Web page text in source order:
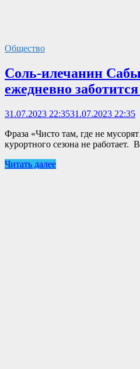
Общество
Соль-илечанин
ежедневно
31.07.2023 22:3531.07.2023 22:35
Фраза «Чисто там, где не
курортного сезона не работает.
Читать далее